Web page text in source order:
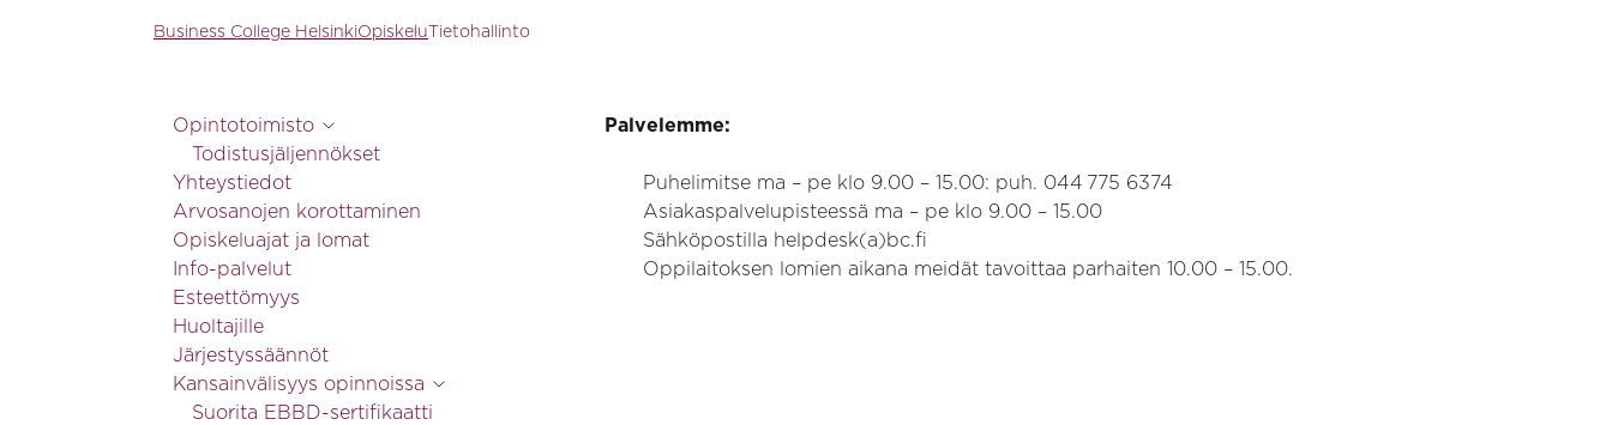
Business College HelsinkiOpiskeluTietohallinto
Opintotoimisto
Todistusjäljennökset
Yhteystiedot
Arvosanojen korottaminen
Opiskeluajat ja lomat
Info-palvelut
Esteettömyys
Huoltajille
Järjestyssäännöt
Kansainvälisyys opinnoissa
Suorita EBBD-sertifikaatti
Palvelemme:
Puhelimitse ma – pe klo 9.00 – 15.00: puh. 044 775 6374
Asiakaspalvelupisteessä ma – pe klo 9.00 – 15.00
Sähköpostilla helpdesk(a)bc.fi
Oppilaitoksen lomien aikana meidät tavoittaa parhaiten 10.00 – 15.00.